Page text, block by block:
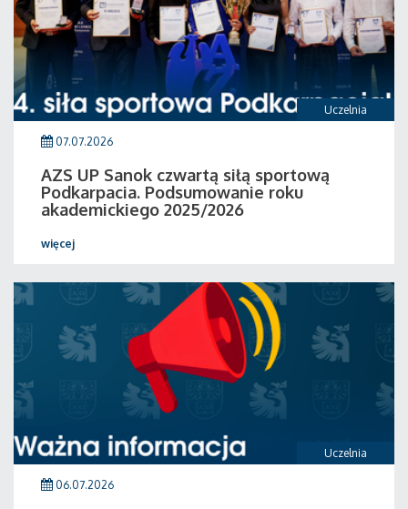
Uczelnia
07.07.2026
AZS UP Sanok czwartą siłą sportową
Podkarpacia. Podsumowanie roku
akademickiego 2025/2026
więcej
Uczelnia
06.07.2026